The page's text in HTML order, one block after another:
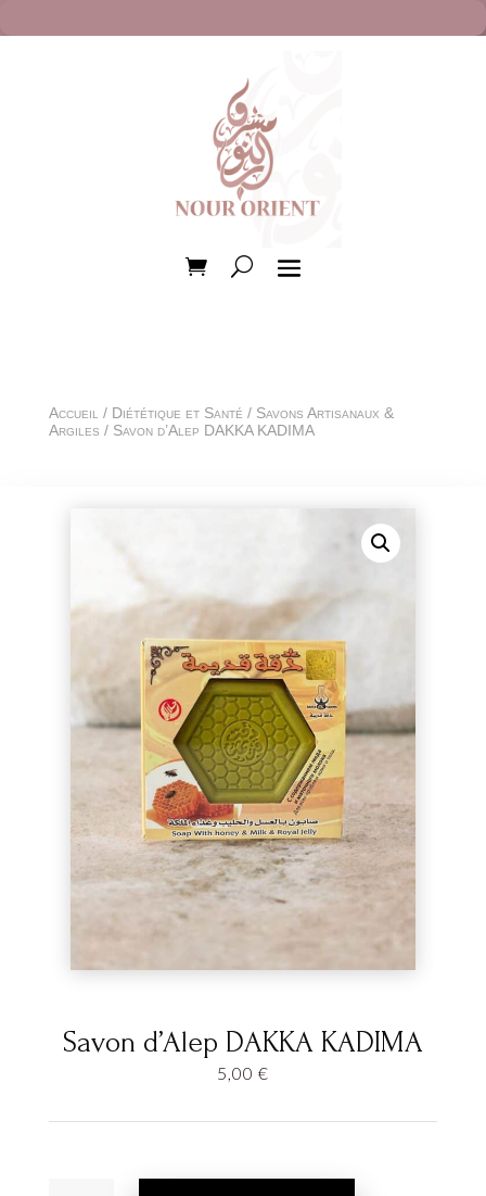
Accueil / Diététique et Santé / Savons Artisanaux &
Argiles / Savon d’Alep DAKKA KADIMA
Savon d’Alep DAKKA KADIMA
5,00 €